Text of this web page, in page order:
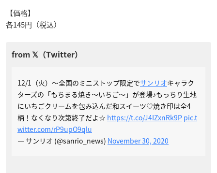
【価格】
各145円（税込）
12/1（火）～全国のミニストップ限定でサンリオキャラク
ターズの「もちまる焼き～いちご～」が登場♪もっちり生地
にいちごクリームを包み込んだ和スイーツ♡焼き印は全4
柄！なくなり次第終了だよ☆ https://t.co/J4IZxnRk9P pic.t
witter.com/rP9upO9qlu
— サンリオ (@sanrio_news) November 30, 2020